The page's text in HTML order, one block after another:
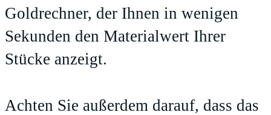
Goldrechner, der Ihnen in wenigen
Sekunden den Materialwert Ihrer
Stücke anzeigt.
Achten Sie außerdem darauf, dass das